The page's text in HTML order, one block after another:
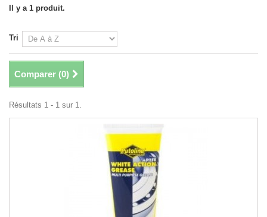
Il y a 1 produit.
Tri
Comparer (0)
Résultats 1 - 1 sur 1.